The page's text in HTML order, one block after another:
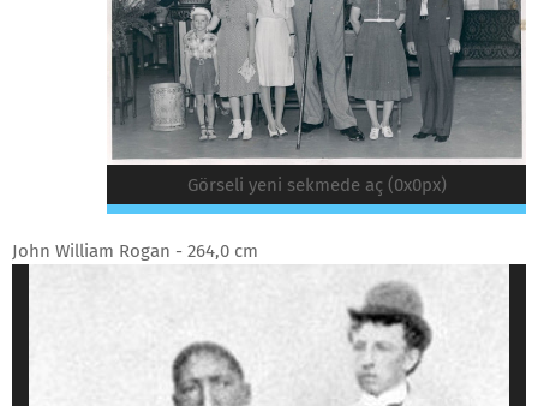
Görseli yeni sekmede aç (0x0px)
John William Rogan - 264,0 cm